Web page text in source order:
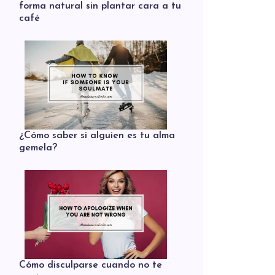
forma natural sin plantar cara a tu
café
¿Cómo saber si alguien es tu alma
gemela?
Cómo disculparse cuando no te